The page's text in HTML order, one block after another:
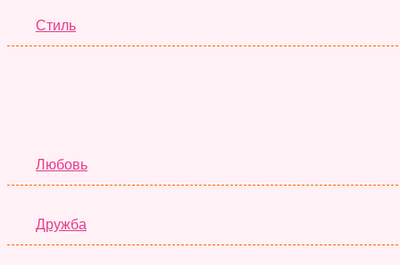
Стиль
Любовь
Дружба